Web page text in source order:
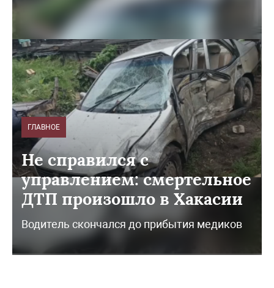
ГЛАВНОЕ
Не справился с
управлением: смертельное
ДТП произошло в Хакасии
Водитель скончался до прибытия медиков